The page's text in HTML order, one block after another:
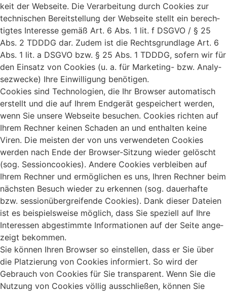
keit der Webseite. Die Verar­bei­tung durch Cookies zur
tech­ni­schen Bereit­stel­lung der Webseite stellt ein berech­
tigtes Inter­esse gemäß Art. 6 Abs. 1 lit. f DSGVO / § 25
Abs. 2 TDDDG dar. Zudem ist die Rechts­grund­lage Art. 6
Abs. 1 lit. a DSGVO bzw. § 25 Abs. 1 TDDDG, sofern wir für
den Einsatz von Cookies (u. a. für Marke­ting- bzw. Analy­
se­zwecke) Ihre Einwil­li­gung benö­tigen.
Cookies sind Tech­no­lo­gien, die Ihr Browser auto­ma­tisch
erstellt und die auf Ihrem Endgerät gespei­chert werden,
wenn Sie unsere Webseite besu­chen. Cookies richten auf
Ihrem Rechner keinen Schaden an und enthalten keine
Viren. Die meisten der von uns verwen­deten Cookies
werden nach Ende der Browser-Sitzung wieder gelöscht
(sog. Session­coo­kies). Andere Cookies verbleiben auf
Ihrem Rechner und ermög­li­chen es uns, Ihren Rechner beim
nächsten Besuch wieder zu erkennen (sog. dauer­hafte
bzw. sessi­onüber­grei­fende Cookies). Dank dieser Dateien
ist es beispiels­weise möglich, dass Sie speziell auf Ihre
Inter­essen abge­stimmte Infor­ma­tionen auf der Seite ange­
zeigt bekommen.
Sie können Ihren Browser so einstellen, dass er Sie über
die Plat­zie­rung von Cookies infor­miert. So wird der
Gebrauch von Cookies für Sie trans­pa­rent. Wenn Sie die
Nutzung von Cookies völlig ausschließen, können Sie